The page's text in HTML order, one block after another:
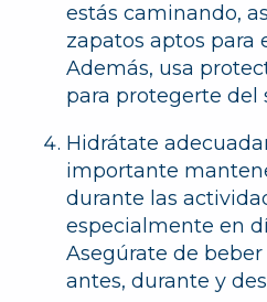
estás caminando,
zapatos aptos para
Además, usa
para protegerte del
Hidrátate
importante
durante las
especialmente en
Asegúrate de
antes, durante y